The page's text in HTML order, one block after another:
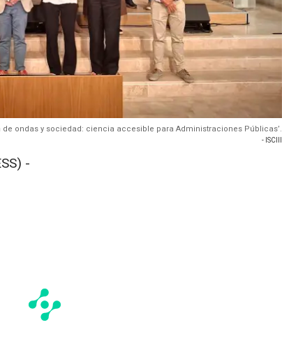
ondas y sociedad: ciencia accesible para Administraciones Públicas’.
- ISCIII
-